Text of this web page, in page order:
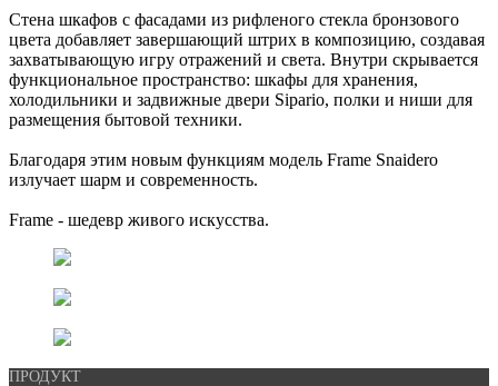
Стена шкафов с фасадами из рифленого стекла бронзового
цвета добавляет завершающий штрих в композицию, создавая
захватывающую игру отражений и света. Внутри скрывается
функциональное пространство: шкафы для хранения,
холодильники и задвижные двери Sipario, полки и ниши для
размещения бытовой техники.
Благодаря этим новым функциям модель Frame Snaidero
излучает шарм и современность.
Frame - шедевр живого искусства.
ПРОДУКТ